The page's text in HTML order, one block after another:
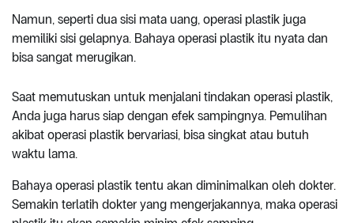
Namun, seperti dua sisi mata uang, operasi plastik juga
memiliki sisi gelapnya. Bahaya operasi plastik itu nyata dan
bisa sangat merugikan.
Saat memutuskan untuk menjalani tindakan operasi plastik,
Anda juga harus siap dengan efek sampingnya. Pemulihan
akibat operasi plastik bervariasi, bisa singkat atau butuh
waktu lama.
Bahaya operasi plastik tentu akan diminimalkan oleh dokter.
Semakin terlatih dokter yang mengerjakannya, maka operasi